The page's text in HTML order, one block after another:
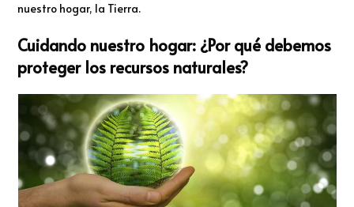
nuestro hogar, la Tierra.
Cuidando nuestro hogar: ¿Por qué debemos
proteger los recursos naturales?